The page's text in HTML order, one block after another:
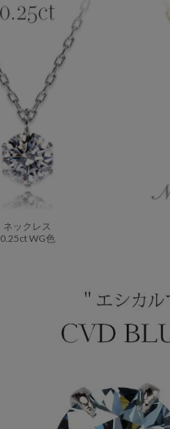
ネックレス
0.25ct WG色